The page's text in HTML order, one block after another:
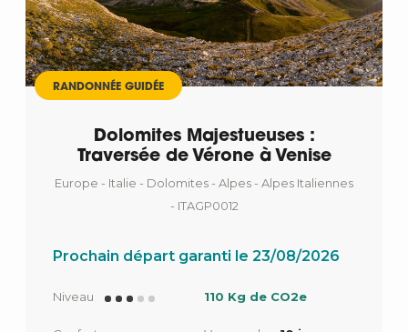
RANDONNÉE GUIDÉE
Dolomites Majestueuses :
Traversée de Vérone à Venise
Europe - Italie - Dolomites - Alpes - Alpes Italiennes
- ITAGP0012
Prochain départ garanti le 23/08/2026
Niveau 110 Kg de CO2e